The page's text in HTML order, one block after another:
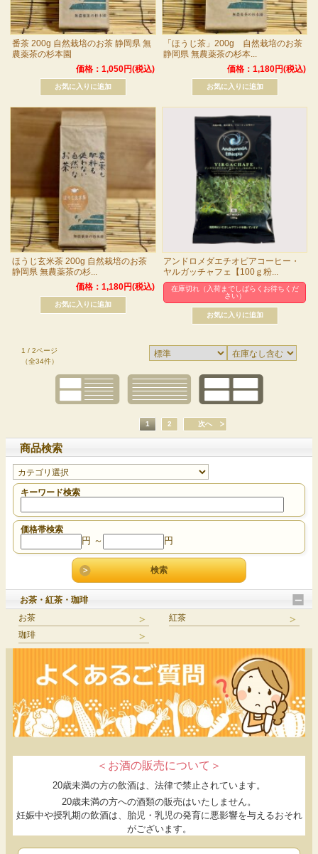
番茶 200g 自然栽培のお茶 静岡県 無
農薬茶の杉本園
価格：1,050円(税込)
「ほうじ茶」200g 自然栽培のお茶
静岡県 無農薬茶の杉本...
価格：1,180円(税込)
ほうじ玄米茶 200g 自然栽培のお茶
静岡県 無農薬茶の杉...
価格：1,180円(税込)
アンドロメダエチオピアコーヒー・
ヤルガッチャフェ【100ｇ粉...
在庫切れ（入荷までしばらくお待ちくだ
さい）
1 / 2ページ
（全34件）
1 2 次へ
商品検索
キーワード検索
価格帯検索
円 ～ 円
お茶・紅茶・珈琲
お茶
珈琲
紅茶
＜お酒の販売について＞
20歳未満の方の飲酒は、法律で禁止されています。
20歳未満の方への酒類の販売はいたしません。
妊娠中や授乳期の飲酒は、胎児・乳児の発育に悪影響を与えるおそれ
がございます。